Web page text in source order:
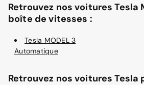
Retrouvez nos voitures Tesla
boîte de vitesses :
Tesla MODEL 3
Automatique
Retrouvez nos voitures Tesla